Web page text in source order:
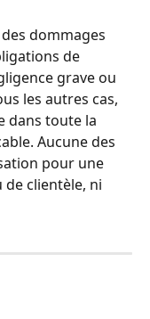
dommages
de
grave ou
les autres cas,
dans toute la
Aucune des
pour une
de clientèle, ni